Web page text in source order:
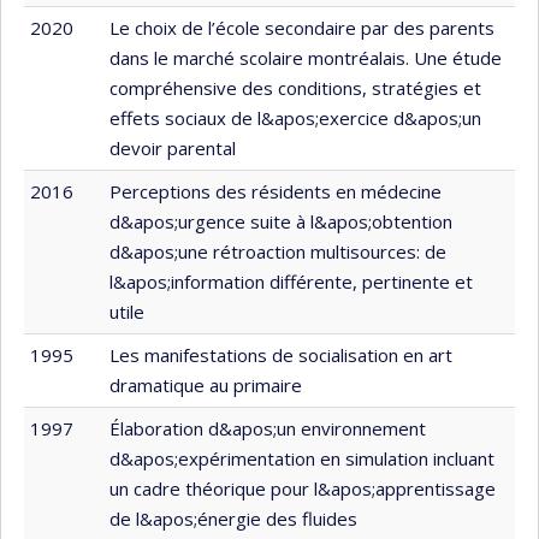
2020
Le choix de l’école secondaire par des parents
dans le marché scolaire montréalais. Une étude
compréhensive des conditions, stratégies et
effets sociaux de l&apos;exercice d&apos;un
devoir parental
2016
Perceptions des résidents en médecine
d&apos;urgence suite à l&apos;obtention
d&apos;une rétroaction multisources: de
l&apos;information différente, pertinente et
utile
1995
Les manifestations de socialisation en art
dramatique au primaire
1997
Élaboration d&apos;un environnement
d&apos;expérimentation en simulation incluant
un cadre théorique pour l&apos;apprentissage
de l&apos;énergie des fluides